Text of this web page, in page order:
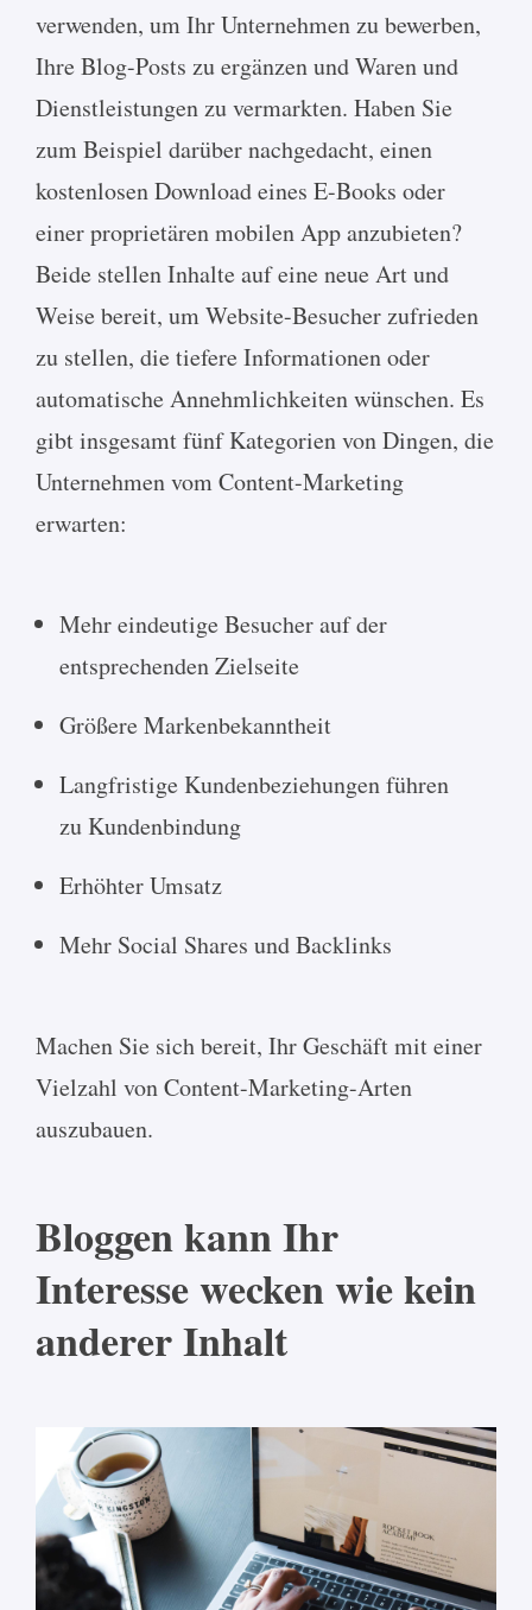
verwenden, um Ihr Unternehmen zu bewerben,
Ihre Blog-Posts zu ergänzen und Waren und
Dienstleistungen zu vermarkten. Haben Sie
zum Beispiel darüber nachgedacht, einen
kostenlosen Download eines E-Books oder
einer proprietären mobilen App anzubieten?
Beide stellen Inhalte auf eine neue Art und
Weise bereit, um Website-Besucher zufrieden
zu stellen, die tiefere Informationen oder
automatische Annehmlichkeiten wünschen. Es
gibt insgesamt fünf Kategorien von Dingen, die
Unternehmen vom Content-Marketing
erwarten:
Mehr eindeutige Besucher auf der
entsprechenden Zielseite
Größere Markenbekanntheit
Langfristige Kundenbeziehungen führen
zu Kundenbindung
Erhöhter Umsatz
Mehr Social Shares und Backlinks
Machen Sie sich bereit, Ihr Geschäft mit einer
Vielzahl von Content-Marketing-Arten
auszubauen.
Bloggen kann Ihr
Interesse wecken wie kein
anderer Inhalt